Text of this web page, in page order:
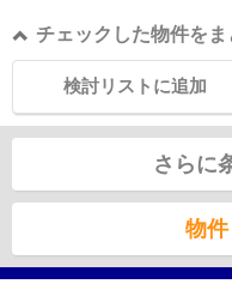
チェックした物件をま
検討リストに追加
さらに
物